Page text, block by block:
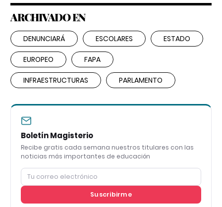
ARCHIVADO EN
DENUNCIARÁ ESCOLARES ESTADO
EUROPEO FAPA
INFRAESTRUCTURAS PARLAMENTO
Boletín Magisterio
Recibe gratis cada semana nuestros titulares con las
noticias más importantes de educación
Suscribirme